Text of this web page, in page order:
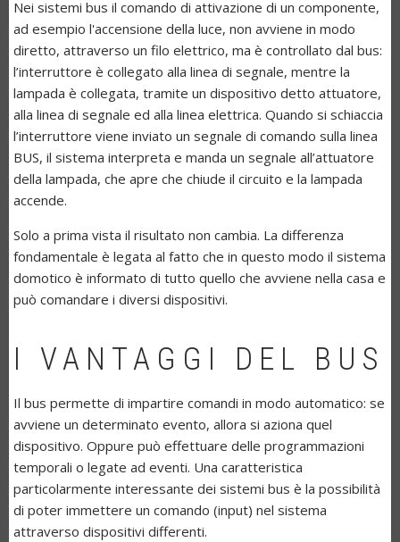
Nei sistemi bus il comando di attivazione di un componente,
ad esempio l'accensione della luce, non avviene in modo
diretto, attraverso un filo elettrico, ma è controllato dal bus:
l’interruttore è collegato alla linea di segnale, mentre la
lampada è collegata, tramite un dispositivo detto attuatore,
alla linea di segnale ed alla linea elettrica. Quando si schiaccia
l’interruttore viene inviato un segnale di comando sulla linea
BUS, il sistema interpreta e manda un segnale all’attuatore
della lampada, che apre che chiude il circuito e la lampada
accende.
Solo a prima vista il risultato non cambia. La differenza
fondamentale è legata al fatto che in questo modo il sistema
domotico è informato di tutto quello che avviene nella casa e
può comandare i diversi dispositivi.
I VANTAGGI DEL BUS
Il bus permette di impartire comandi in modo automatico: se
avviene un determinato evento, allora si aziona quel
dispositivo. Oppure può effettuare delle programmazioni
temporali o legate ad eventi. Una caratteristica
particolarmente interessante dei sistemi bus è la possibilità
di poter immettere un comando (input) nel sistema
attraverso dispositivi differenti.